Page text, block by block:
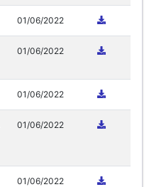
01/06/2022
01/06/2022
01/06/2022
01/06/2022
01/06/2022